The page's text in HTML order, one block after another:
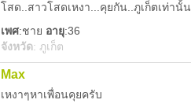
โสด..สาวโสดเหงา...คุยกัน..ภูเก็ตเท่านั้น
เพศ:ชาย อายุ:36
จังหวัด: ภูเก็ต
Max
เหงาๆหาเพื่อนคุยครับ